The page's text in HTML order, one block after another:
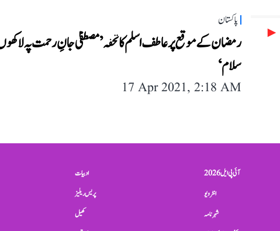
پاکستان
رمضان کے موقع پر عاطف اسلم کا تحفہ ’مصطفیٰ جانِ رحمت پہ
سلام‘
17 Apr 2021, 2:18 AM
ادبیات
پریس ریلیز
کھیل
آئی پی ایل 2026
انٹرویو
شہرنامہ